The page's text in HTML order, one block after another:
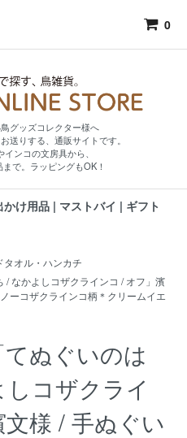
0
グッズコレクター様へ
送りする、通販サイトです。
ンコの文房具から、
で。ラッピングもOK！
かけ用品 | マストバイ | ギフト
タオル・ハンカチ
/ なかよしコザクラインコ / オフ」濱
ーコザクラインコ柄＊クリームイエ
てぬぐいのは
コザクライ
様 / 手ぬぐい